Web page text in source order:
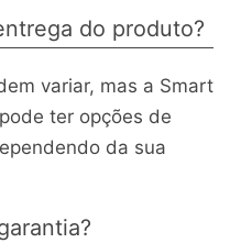
do produto?
variar, mas a Smart
ter opções de
da sua